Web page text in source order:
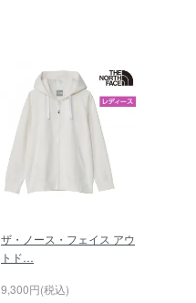
ザ・ノース・フェイス アウ
トド…
9,300円(税込)